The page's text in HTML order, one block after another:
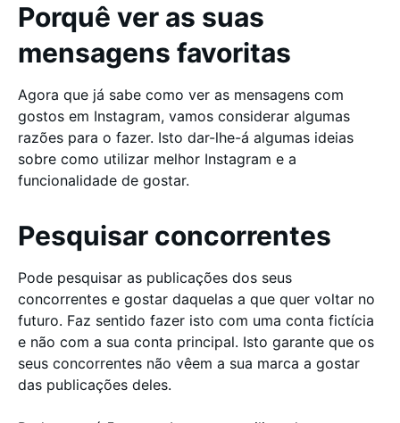
Porquê ver as suas
mensagens favoritas
Agora que já sabe como ver as mensagens com
gostos em Instagram, vamos considerar algumas
razões para o fazer. Isto dar-lhe-á algumas ideias
sobre como utilizar melhor Instagram e a
funcionalidade de gostar.
Pesquisar concorrentes
Pode pesquisar as publicações dos seus
concorrentes e gostar daquelas a que quer voltar no
futuro. Faz sentido fazer isto com uma conta fictícia
e não com a sua conta principal. Isto garante que os
seus concorrentes não vêem a sua marca a gostar
das publicações deles.